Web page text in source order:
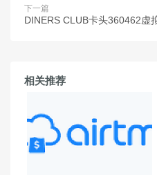
下一篇
DINERS CLUB卡头360462虚
相关推荐